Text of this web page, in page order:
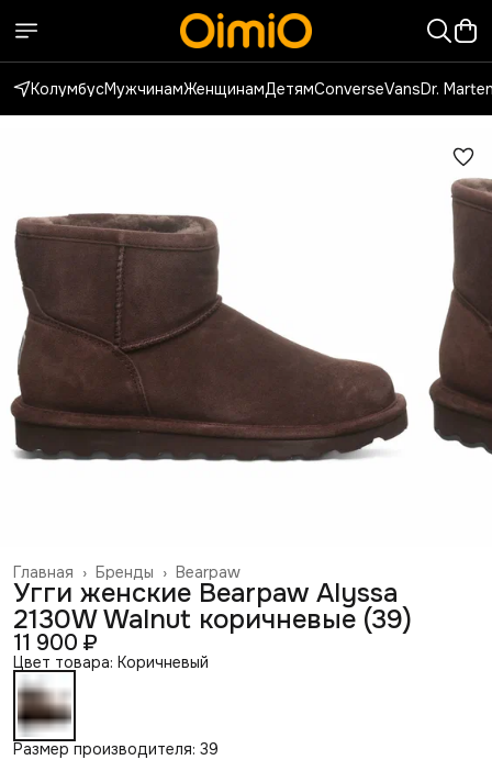
КолумбусМужчинамЖенщинамДетямConverseVansDr.
Bearpaw
Бренды ›
Главная ›
Угги женские Bearpaw Alyssa
2130W Walnut коричневые (39)
11 900 ₽
Цвет товара: Коричневый
Размер производителя: 39